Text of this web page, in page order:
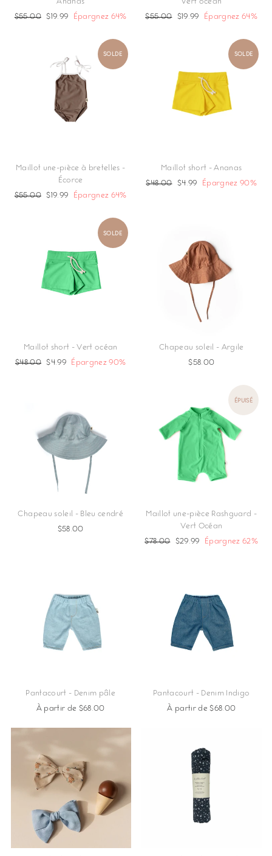
Ananas
Prix
$55.00
Prix
$19.99 Épargnez 64%
Vert océan
Prix
$55.00
Prix
$19.99 Épargnez 64%
SOLDE
Maillot une-pièce à bretelles -
Écorce
Prix
$55.00
Prix
$19.99 Épargnez 64%
SOLDE
Maillot short - Ananas
Prix
$48.00
Prix
$4.99 Épargnez 90%
SOLDE
Maillot short - Vert océan
Prix
$48.00
Prix
$4.99 Épargnez 90%
Chapeau soleil - Argile
$58.00
Chapeau soleil - Bleu cendré
$58.00
ÉPUISÉ
Maillot une-pièce Rashguard -
Vert Océan
Prix
$78.00
Prix
$29.99 Épargnez 62%
Pantacourt - Denim pâle
À partir de $68.00
Pantacourt - Denim Indigo
À partir de $68.00